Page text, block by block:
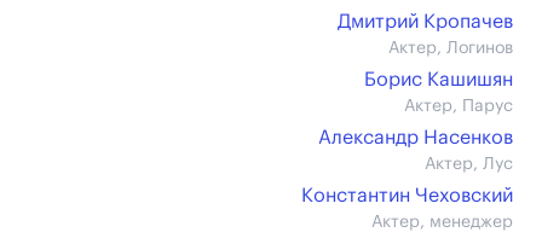
Дмитрий Кропачев
Актер, Логинов
Борис Кашишян
Актер, Парус
Александр Насенков
Актер, Лус
Константин Чеховский
Актер, менеджер